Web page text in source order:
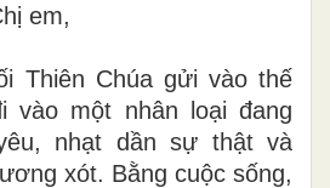
em,
Thiên Chúa gửi vào thế
vào một nhân loại đang
nhạt dần sự thật và
xót. Bằng cuộc sống,